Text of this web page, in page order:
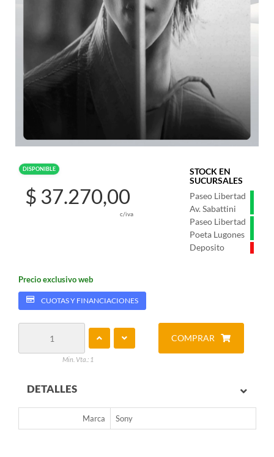
DISPONIBLE
STOCK EN
SUCURSALES
Paseo Libertad
Av. Sabattini
Paseo Libertad
Poeta Lugones
Deposito
$ 37.270,00
c/iva
Precio exclusivo web
CUOTAS Y FINANCIACIONES
Min. Vta.: 1
COMPRAR
DETALLES
Marca Sony